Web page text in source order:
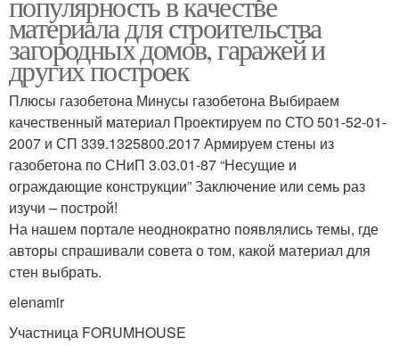
материала для строительства
загородных домов, гаражей и
других построек
Плюсы газобетона Минусы газобетона Выбираем
качественный материал Проектируем по СТО 501-52-01-
2007 и СП 339.1325800.2017 Армируем стены из
газобетона по СНиП 3.03.01-87 “Несущие и
ограждающие конструкции” Заключение или семь раз
изучи – построй!
На нашем портале неоднократно появлялись темы, где
авторы спрашивали совета о том, какой материал для
стен выбрать.
elenamir
Участница FORUMHOUSE